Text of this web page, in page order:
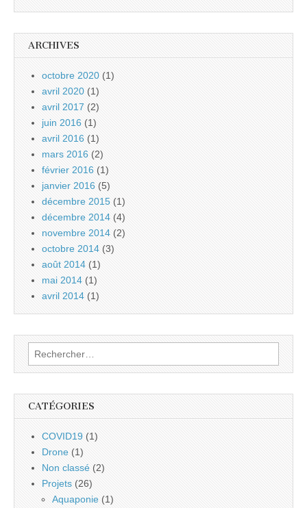
ARCHIVES
octobre 2020 (1)
avril 2020 (1)
avril 2017 (2)
juin 2016 (1)
avril 2016 (1)
mars 2016 (2)
février 2016 (1)
janvier 2016 (5)
décembre 2015 (1)
décembre 2014 (4)
novembre 2014 (2)
octobre 2014 (3)
août 2014 (1)
mai 2014 (1)
avril 2014 (1)
Rechercher :
CATÉGORIES
COVID19 (1)
Drone (1)
Non classé (2)
Projets (26)
Aquaponie (1)